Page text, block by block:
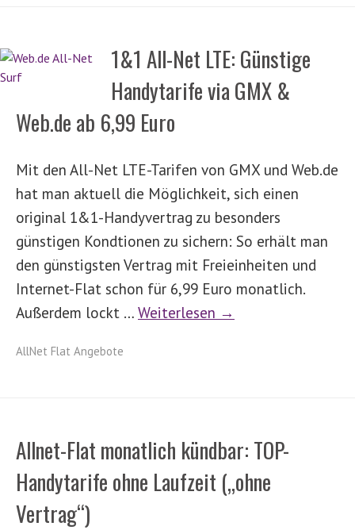
1&1 All-Net LTE: Günstige
Handytarife via GMX &
Web.de ab 6,99 Euro
Mit den All-Net LTE-Tarifen von GMX und Web.de
hat man aktuell die Möglichkeit, sich einen
original 1&1-Handyvertrag zu besonders
günstigen Kondtionen zu sichern: So erhält man
den günstigsten Vertrag mit Freieinheiten und
Internet-Flat schon für 6,99 Euro monatlich.
Außerdem lockt … Weiterlesen →
AllNet Flat Angebote
Allnet-Flat monatlich kündbar: TOP-
Handytarife ohne Laufzeit („ohne
Vertrag“)